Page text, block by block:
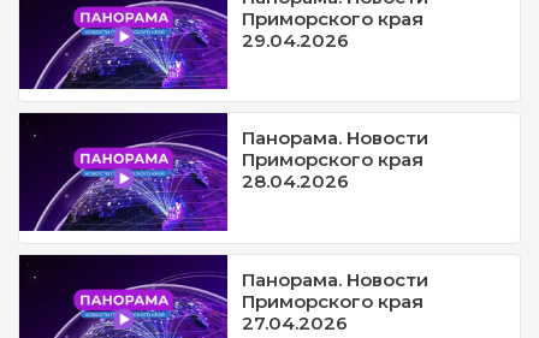
Приморского края
29.04.2026
Панорама. Новости
Приморского края
28.04.2026
Панорама. Новости
Приморского края
27.04.2026